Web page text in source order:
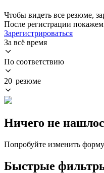
Чтобы видеть все резюме,
После регистрации
Зарегистрироваться
За всё время
По соответствию
20 резюме
Ничего не
Попробуйте изменить
Быстрые